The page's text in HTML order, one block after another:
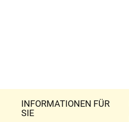
INFORMATIONEN FÜR
SIE